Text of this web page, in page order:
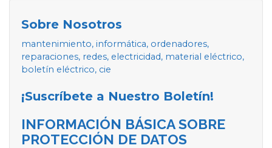
Sobre Nosotros
mantenimiento, informática, ordenadores,
reparaciones, redes, electricidad, material eléctrico,
boletín eléctrico, cie
¡Suscríbete a Nuestro Boletín!
INFORMACIÓN BÁSICA SOBRE
PROTECCIÓN DE DATOS